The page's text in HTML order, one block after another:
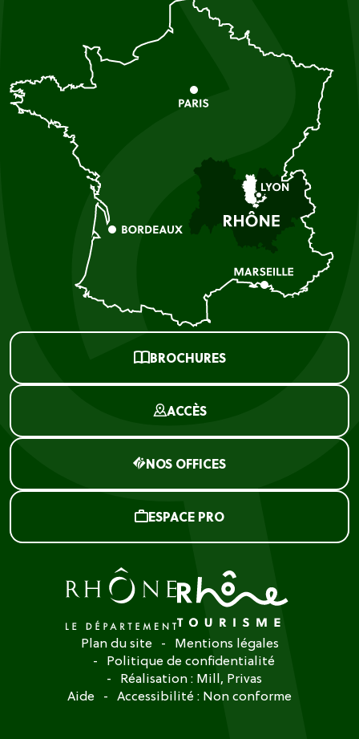
BROCHURES
ACCÈS
NOS OFFICES
ESPACE PRO
Plan du site
Mentions légales
Politique de confidentialité
Réalisation : Mill, Privas
Aide
Accessibilité : Non conforme